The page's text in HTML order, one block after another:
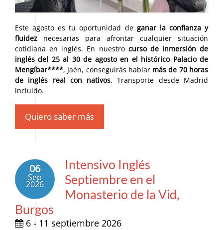
Este agosto es tu oportunidad deganar la confianza y
fluidez necesarias para afrontar cualquier situación
cotidiana en inglés. En nuestro curso de inmersión de
inglés del 25 al 30 de agosto en el histórico Palacio de
Mengíbar****, Jaén, conseguirás hablar más de 70 horas
de inglés real con nativos. Transporte desde Madrid
incluido.
Quiero saber más
06
Sep
2026
Intensivo Inglés
Septiembre en el
Monasterio de la Vid,
Burgos
6 - 11 septiembre 2026